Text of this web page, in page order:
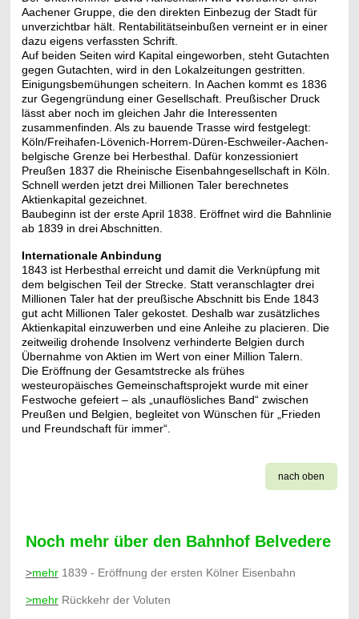
Aachener Gruppe, die den direkten Einbezug der Stadt für
unverzichtbar hält. Rentabilitätseinbußen verneint er in einer
dazu eigens verfassten Schrift.
Auf beiden Seiten wird Kapital eingeworben, steht Gutachten
gegen Gutachten, wird in den Lokalzeitungen gestritten.
Einigungsbemühungen scheitern. In Aachen kommt es 1836
zur Gegengründung einer Gesellschaft. Preußischer Druck
lässt aber noch im gleichen Jahr die Interessenten
zusammenfinden. Als zu bauende Trasse wird festgelegt:
Köln/Freihafen-Lövenich-Horrem-Düren-Eschweiler-Aachen-
belgische Grenze bei Herbesthal. Dafür konzessioniert
Preußen 1837 die Rheinische Eisenbahngesellschaft in Köln.
Schnell werden jetzt drei Millionen Taler berechnetes
Aktienkapital gezeichnet.
Baubeginn ist der erste April 1838. Eröffnet wird die Bahnlinie
ab 1839 in drei Abschnitten.
Internationale Anbindung
1843 ist Herbesthal erreicht und damit die Verknüpfung mit
dem belgischen Teil der Strecke. Statt veranschlagter drei
Millionen Taler hat der preußische Abschnitt bis Ende 1843
gut acht Millionen Taler gekostet. Deshalb war zusätzliches
Aktienkapital einzuwerben und eine Anleihe zu placieren. Die
zeitweilig drohende Insolvenz verhinderte Belgien durch
Übernahme von Aktien im Wert von einer Million Talern.
Die Eröffnung der Gesamtstrecke als frühes
westeuropäisches Gemeinschaftsprojekt wurde mit einer
Festwoche gefeiert – als „unauflösliches Band“ zwischen
Preußen und Belgien, begleitet von Wünschen für „Frieden
und Freundschaft für immer“.
nach oben
Noch mehr über den Bahnhof Belvedere
>mehr1839 - Eröffnung der ersten Kölner Eisenbahn
>mehrRückkehr der Voluten